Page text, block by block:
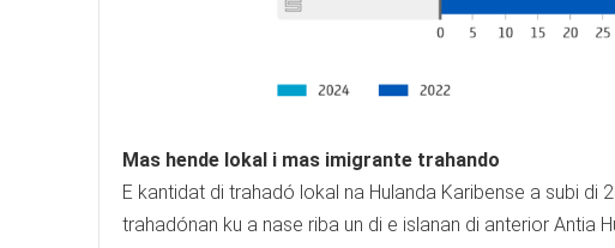
Mas hende lokal i mas imigrante trahando
E kantidat di trahadó lokal na Hulanda Karibense a subi di
trahadónan ku a nase riba un di e islanan di anterior Antia